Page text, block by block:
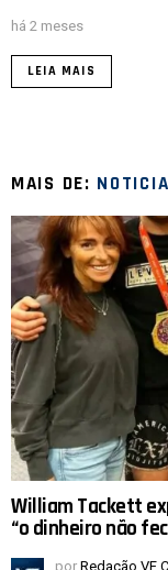
há 2 meses
LEIA MAIS
MAIS DE:
William Tackett
“o dinheiro não
por Redação VF